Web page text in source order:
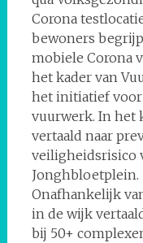
Corona
bewoners
mobiele Corona
het kader van
het initiatief
vuurwerk. In het
vertaald naar
veiligheidsrisico
Jonghbloetplein.
Onafhankelijk
in de wijk
bij 50+